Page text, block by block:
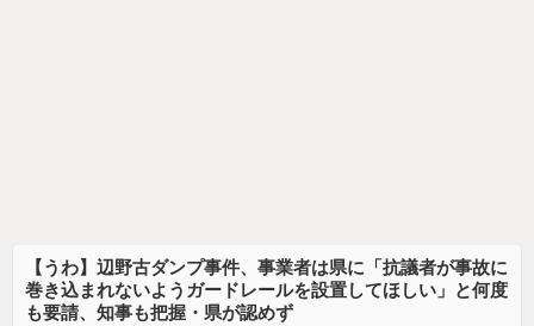
【うわ】辺野古ダンプ事件、事業者は県に「抗議者が事故に
巻き込まれないようガードレールを設置してほしい」と何度
も要請、知事も把握・県が認めず